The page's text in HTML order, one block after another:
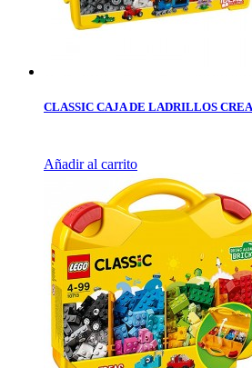
CLASSIC CAJA DE LADRILLOS
Añadir al carrito